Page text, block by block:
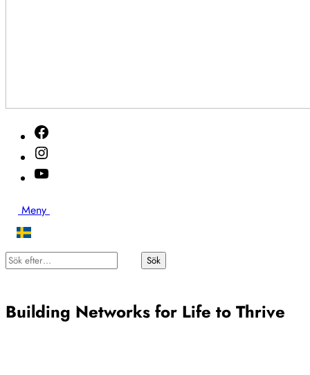
2026
Meny
efter…
Sök
Building Networks for Life to Thrive